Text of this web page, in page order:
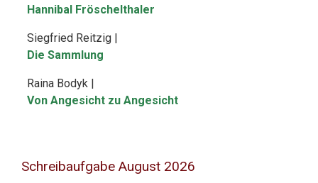
Hannibal Fröschelthaler
Siegfried Reitzig |
Die Sammlung
Raina Bodyk |
Von Angesicht zu Angesicht
Schreibaufgabe August 2026